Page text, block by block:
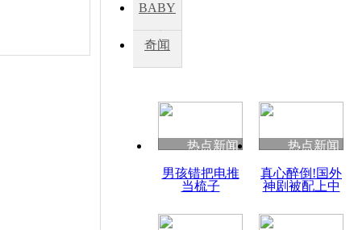
因
度苗族花山节
BABY
秀
奇闻
热点新闻
男孩错把电推
当梳子
热点新闻
真心醉倒!国外
神剧被配上中